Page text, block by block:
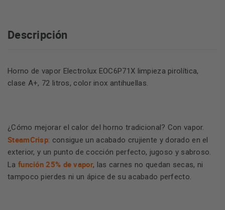
Descripción
Horno de vapor Electrolux EOC6P71X limpieza pirolítica,
clase A+, 72 litros, color inox antihuellas.
¿Cómo mejorar el calor del horno tradicional? Con vapor.
SteamCrisp: consigue un acabado crujiente y dorado en el
exterior, y un punto de cocción perfecto, jugoso y sabroso.
La función 25% de vapor, las carnes no quedan secas, ni
tampoco pierdes ni un ápice de su acabado perfecto.